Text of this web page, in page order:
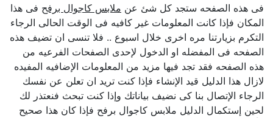
فى هذه الصفحه ستجد كل شئ عنملابس كاجوال برفحفى هذا
المكان فإذا كانت المعلومات غير كافيه فى الوقت الحالى الرجاء
التكرم بزيارتنا مره اخرى خلال اسبوع .. فلا تنسى ان تضيف هذه
الصفحه فى المفضله او الدخول لإحدى الصفحات الفرعيه من
هذه الصفحه فقد تجد فيها مزيد من المعلومات الإضافيه المفيده
لازال هذا الدليل قيد الإنشاء فإذا كنت تريد ان تعلن عن نفسك
الرجاء الإتصال بنا كى نضيف بياناتك وإذا كنت تبحث فنعتذر لك
لحين إستكمال الدليل ملابس كاجوال برفح فإذا كان هذا صحيح